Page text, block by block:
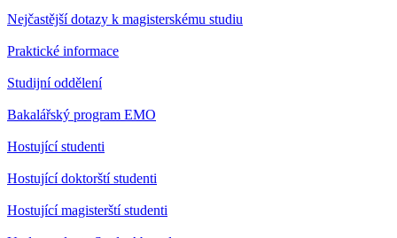
Nejčastější dotazy k magisterskému studiu
Praktické informace
Studijní oddělení
Bakalářský program EMO
Hostující studenti
Hostující doktorští studenti
Hostující magisterští studenti